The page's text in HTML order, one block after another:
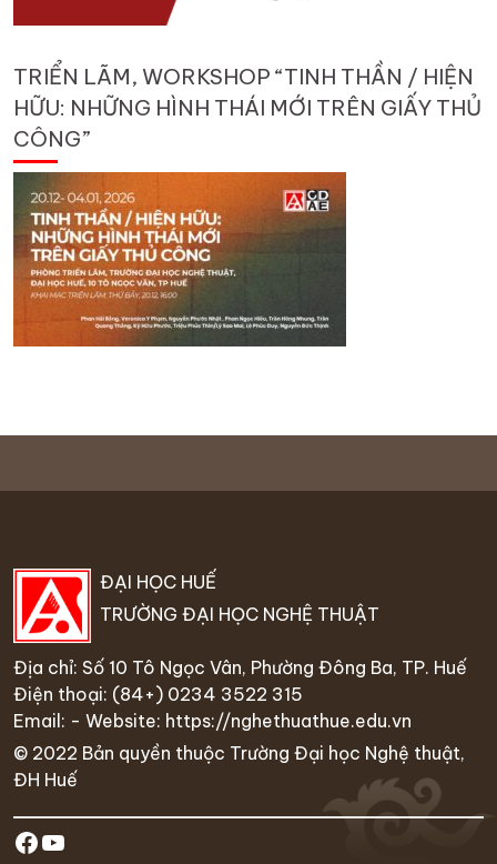
TRIỂN LÃM, WORKSHOP “TINH THẦN / HIỆN
HỮU: NHỮNG HÌNH THÁI MỚI TRÊN GIẤY THỦ
CÔNG”
ĐẠI HỌC HUẾ
TRƯỜNG ĐẠI HỌC NGHỆ THUẬT
Địa chỉ: Số 10 Tô Ngọc Vân, Phường Đông Ba, TP. Huế
Điện thoại: (84+) 0234 3522 315
Email: - Website: https://nghethuathue.edu.vn
© 2022 Bản quyền thuộc Trường Đại học Nghệ thuật,
ĐH Huế
https://www.facebook.com/
Youtube